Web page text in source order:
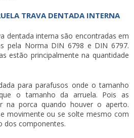
TRAVA DENTADA INTERNA
dentada interna são encontradas em
pela Norma DIN 6798 e DIN 6797.
estão principalmente na quantidade
para parafusos onde o tamanho
o tamanho da arruela. Pois as
na porca quando houver o aperto.
movimente ou se solte mesmo com
dos componentes.